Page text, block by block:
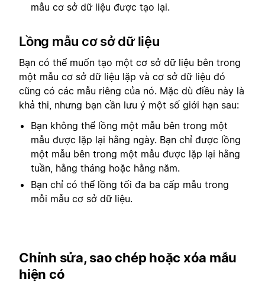
mẫu cơ sở dữ liệu được tạo lại.
Lồng mẫu cơ sở dữ liệu
Bạn có thể muốn tạo một cơ sở dữ liệu bên trong
một mẫu cơ sở dữ liệu lặp và cơ sở dữ liệu đó
cũng có các mẫu riêng của nó. Mặc dù điều này là
khả thi, nhưng bạn cần lưu ý một số giới hạn sau:
Bạn không thể lồng một mẫu bên trong một
mẫu được lặp lại hằng ngày. Bạn chỉ được lồng
một mẫu bên trong một mẫu được lặp lại hằng
tuần, hằng tháng hoặc hằng năm.
Bạn chỉ có thể lồng tối đa ba cấp mẫu trong
mỗi mẫu cơ sở dữ liệu.
Chỉnh sửa, sao chép hoặc xóa mẫu
hiện có